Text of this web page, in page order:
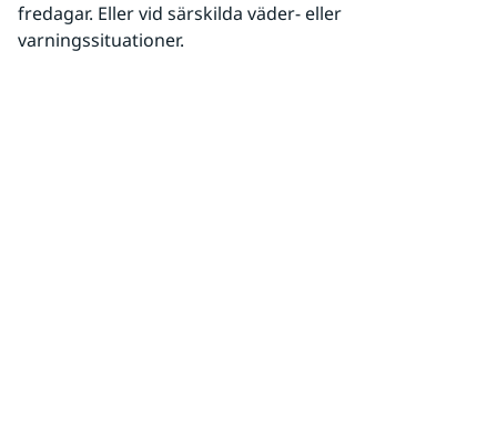
fredagar. Eller vid särskilda väder- eller
varningssituationer.